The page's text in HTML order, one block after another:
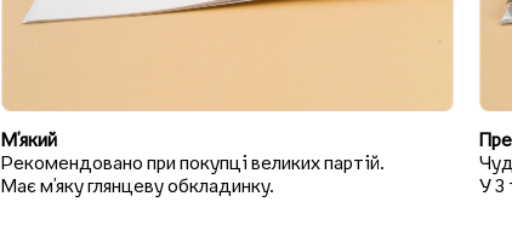
М'який
Рекомендовано при покупці великих партій.
Має м'яку глянцеву обкладинку.
У 3